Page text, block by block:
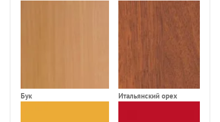
Бук Итальянский орех